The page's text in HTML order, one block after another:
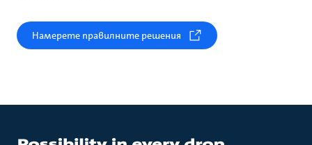
Намерете правилните решения